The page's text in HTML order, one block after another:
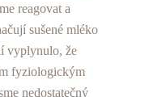
reagovat a
sušené mléko
vyplynulo, že
fyziologickým
nedostatečný